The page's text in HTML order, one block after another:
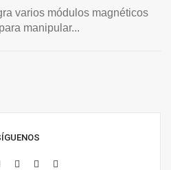
varios módulos magnéticos
manipular...